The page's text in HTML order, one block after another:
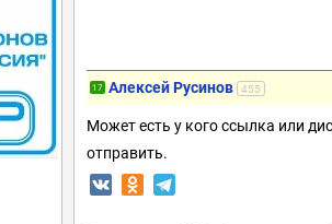
17 Алексей Русинов 455
Может есть у кого ссылка или
отправить.